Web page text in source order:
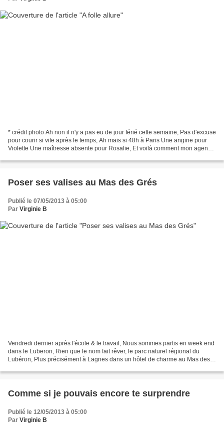
* crédit photo Ah non il n'y a pas eu de jour férié cette semaine, Pas d'excuse
pour courir si vite après le temps, Ah mais si 48h à Paris Une angine pour
Violette Une maîtresse absente pour Rosalie, Et voilà comment mon agenda
Poser ses valises au Mas des Grés
Publié le 07/05/2013 à 05:00
Par Virginie B
Vendredi dernier après l'école & le travail, Nous sommes partis en week end
dans le Luberon, Rien que le nom fait rêver, le parc naturel régional du
Lubéron, Plus précisément à Lagnes dans un hôtel de charme au Mas des
Comme si je pouvais encore te surprendre
Publié le 12/05/2013 à 05:00
Par Virginie B